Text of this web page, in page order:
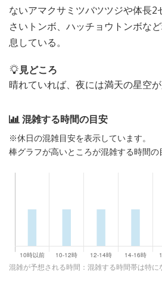
ないアマクサミツバツツジや体長2
さいトンボ、ハッチョウトンボな
息している。
見どころ
晴れていれば、夜には満天の星空が
混雑する時間の目安
※休日の混雑目安を表示しています。
棒グラフが高いところが混雑する時間の
混雑が予想される時間：混雑する時間帯は特に